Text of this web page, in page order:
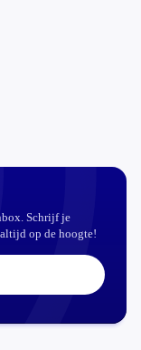
Schrijf je
op de hoogte!